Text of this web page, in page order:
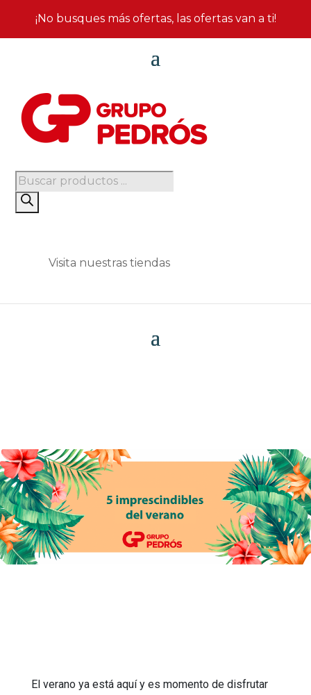
¡No busques más ofertas, las ofertas van a ti!
Búsqueda
de
productos
Visita nuestras tiendas
El verano ya está aquí y es momento de disfrutar